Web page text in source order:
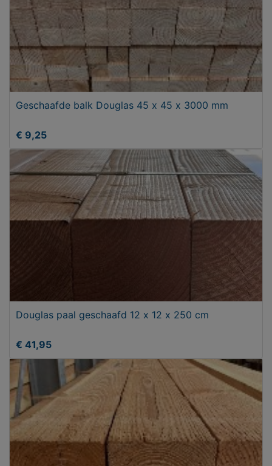
Geschaafde balk Douglas 45 x 45 x 3000 mm
€ 9,25
Douglas paal geschaafd 12 x 12 x 250 cm
€ 41,95